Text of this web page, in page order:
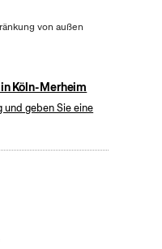
von außen
Köln-Merheim
und geben Sie eine